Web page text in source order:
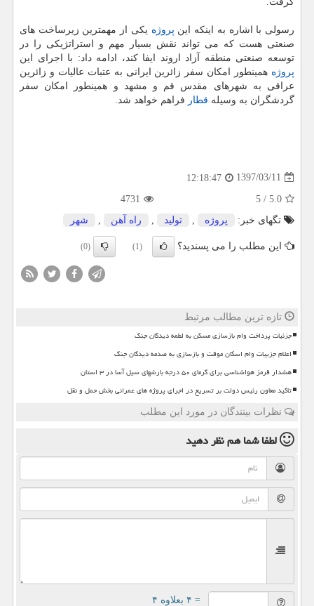
رسولی با اشاره به اینكه این پروژه یكی از مهمترین زیرساخت های
صنعتی هست كه می تواند نقش بسیار مهم و استراتژیكی را در
توسعه صنعتی منطقه آزاد اروند ایفا كند، ادامه داد: با اجرای این
پروژه همینطور امكان سفر زائرین ایرانی به عتبات عالیات و زائرین
عراقی به شهرهای مقدس قم و مشهد و همینطور امكان سفر
گردشگران به وسیله قطار فراهم خواهد شد.
1397/03/11
12:18:47
5.0
/
5
4731
تگهای خبر:
پروژه تولید راه آهن شهر
این مطلب را می پسندید؟ (1)
(0)
تازه ترین مطالب مرتبط
جزئیات پرداخت وام بازسازی مسکن به لطمه دیدگان جنگ
اعلام جزییات وام اسکان موقت و بازسازی به صدمه دیدگان جنگ
هشدار قرمز هواشناسی برای گرمای ۵۰ درجه بارشهای سیل آسا در ۳ استان
تاکید معاون رئیس دولت بر تسریع در اجرای پروژه های عمرانی بخش حمل و نقل
نظرات بینندگان در مورد این مطلب
لطفا شما همنظر دهید
= ۴ بعلاوه ۴